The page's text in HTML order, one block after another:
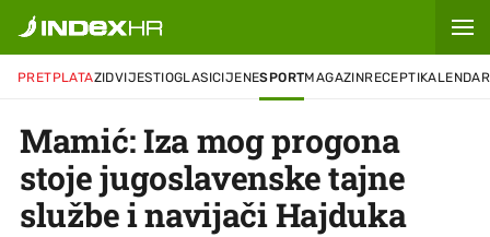
PRETPLATAZIDVIJESTIOGLASICIJENESPORTMAGAZINRECEPTIKALENDAR
Mamić: Iza mog progona
stoje jugoslavenske tajne
službe i navijači Hajduka